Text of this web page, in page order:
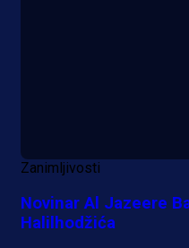
Zanimljivosti
Novinar Al Jazeere
Halilhodžića